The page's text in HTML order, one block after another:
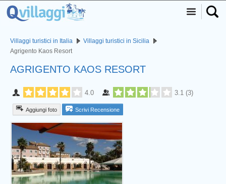
Villaggi turistici in Italia
Villaggi turistici in Sicilia
Agrigento Kaos Resort
AGRIGENTO KAOS RESORT
4.0 3.1 (3)
Aggiungi foto Scrivi Recensione